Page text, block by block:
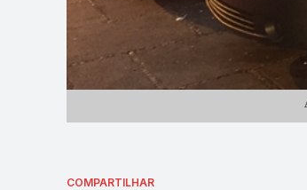
COMPARTILHAR